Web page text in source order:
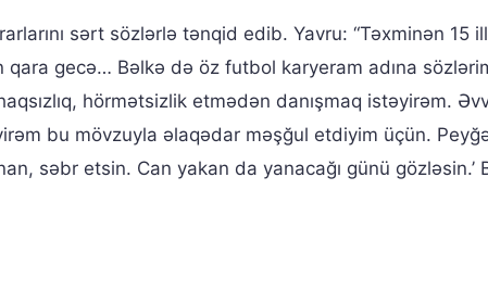
sərt sözlərlə tənqid edib. Yavru: “Təxminən 15
qara gecə… Bəlkə də öz futbol karyeram adına
hörmətsizlik etmədən danışmaq istəyirəm.
bu mövzuyla əlaqədar məşğul etdiyim üçün.
səbr etsin. Can yakan da yanacağı günü gözləsin.’